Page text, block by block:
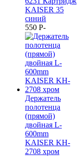
KАISER 35
синий
550 P-
Держатель
полотенца
(прямой)
двойная L-
600mm
KAISER KH-
2708 хром